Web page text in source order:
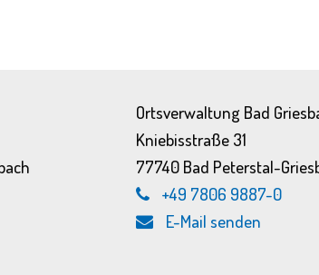
Ortsverwaltung Bad
Kniebisstraße 31
77740 Bad Peterstal-
+49 7806 9887-0
E-Mail senden